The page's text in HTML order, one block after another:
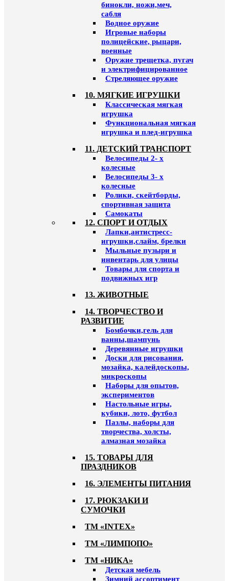
бинокли, ножи,меч,
сабля
Водное оружие
Игровые наборы
полицейские, рыцари,
военные
Оружие трещетка, пугач
и электрифицированное
Стреляющее оружие
10. МЯГКИЕ ИГРУШКИ
Классическая мягкая
игрушка
Функциональная мягкая
игрушка и плед-игрушка
11. ДЕТСКИЙ ТРАНСПОРТ
Велосипеды 2- х
колесные
Велосипеды 3- х
колесные
Ролики, скейтборды,
спортивная защита
Самокаты
12. СПОРТ И ОТДЫХ
Лапки,антистресс-
игрушки,слайм, брелки
Мыльные пузыри и
инвентарь для улицы
Товары для спорта и
подвижных игр
13. ЖИВОТНЫЕ
14. ТВОРЧЕСТВО И
РАЗВИТИЕ
Бомбочки,гель для
ванны,шампунь
Деревянные игрушки
Доски для рисования,
мозайка, калейдоскопы,
микроскопы
Наборы для опытов,
экспериментов
Настольные игры,
кубики, лото, футбол
Пазлы, наборы для
творчества, холсты,
алмазная мозайка
15. ТОВАРЫ ДЛЯ
ПРАЗДНИКОВ
16. ЭЛЕМЕНТЫ ПИТАНИЯ
17. РЮКЗАКИ И
СУМОЧКИ
ТМ «INTEX»
ТМ «ЛИМПОПО»
ТМ «НИКА»
Детская мебель
Зимний ассортимент